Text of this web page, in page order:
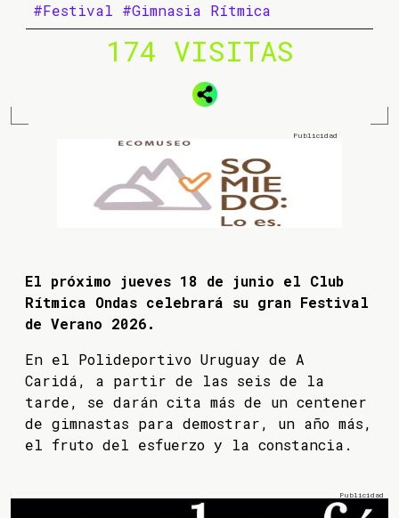
#Festival #Gimnasia Rítmica
174 VISITAS
El próximo jueves 18 de junio el Club
Rítmica Ondas celebrará su gran Festival
de Verano 2026.
En el Polideportivo Uruguay de A
Caridá, a partir de las seis de la
tarde, se darán cita más de un centener
de gimnastas para demostrar, un año más,
el fruto del esfuerzo y la constancia.